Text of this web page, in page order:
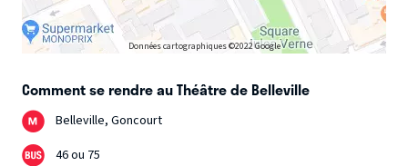
Données cartographiques ©2022 Google
Comment se rendre au Théâtre de Belleville
Belleville, Goncourt
46 ou 75